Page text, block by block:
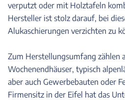
verputzt oder mit Holztafeln
Hersteller ist stolz darauf, bei
Alukaschierungen verzichten zu
Zum Herstellungsumfang zählen
Wochenendhäuser, typisch
aber auch Gewerbebauten oder
Firmensitz in der Eifel hat das